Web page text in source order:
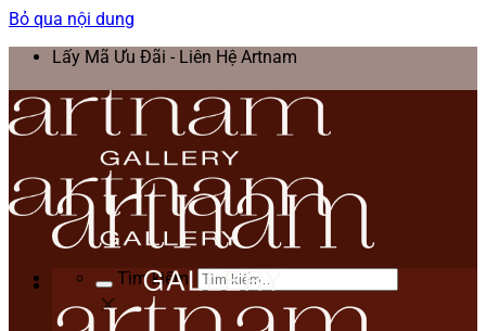
Bỏ qua nội dung
Lấy Mã Ưu Đãi - Liên Hệ Artnam
Tìm kiếm: